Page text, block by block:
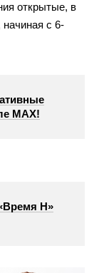
открытые, в
с 6-
МАХ!
Н»